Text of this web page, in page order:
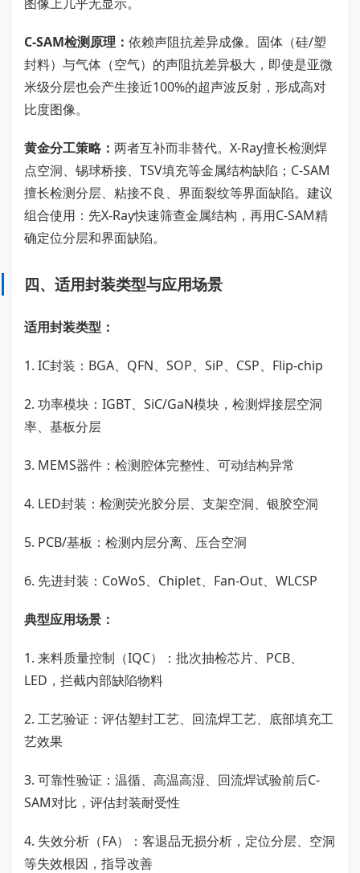
C-SAM检测原理： 依赖声阻抗差异成像。固体（硅/塑
封料）与气体（空气）的声阻抗差异极大，即使是亚微
米级分层也会产生接近100%的超声波反射，形成高对
比度图像。
黄金分工策略： 两者互补而非替代。X-Ray擅长检测焊
点空洞、锡球桥接、TSV填充等金属结构缺陷；C-SAM
擅长检测分层、粘接不良、界面裂纹等界面缺陷。建议
组合使用：先X-Ray快速筛查金属结构，再用C-SAM精
确定位分层和界面缺陷。
四、适用封装类型与应用场景
适用封装类型：
1. IC封装：BGA、QFN、SOP、SiP、CSP、Flip-chip
2. 功率模块：IGBT、SiC/GaN模块，检测焊接层空洞
率、基板分层
3. MEMS器件：检测腔体完整性、可动结构异常
4. LED封装：检测荧光胶分层、支架空洞、银胶空洞
5. PCB/基板：检测内层分离、压合空洞
6. 先进封装：CoWoS、Chiplet、Fan-Out、WLCSP
典型应用场景：
1. 来料质量控制（IQC）：批次抽检芯片、PCB、
LED，拦截内部缺陷物料
2. 工艺验证：评估塑封工艺、回流焊工艺、底部填充工
艺效果
3. 可靠性验证：温循、高温高湿、回流焊试验前后C-
SAM对比，评估封装耐受性
4. 失效分析（FA）：客退品无损分析，定位分层、空洞
等失效根因，指导改善